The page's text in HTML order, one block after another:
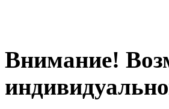
Внимание!